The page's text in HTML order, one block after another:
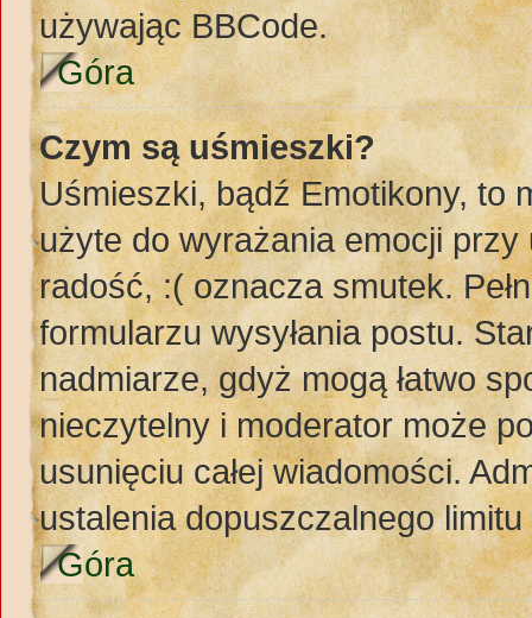
używając BBCode.
Góra
Czym są uśmieszki?
Uśmieszki, bądź Emotikony, to
użyte do wyrażania emocji
radość, :( oznacza smutek.
formularzu wysyłania postu.
nadmiarze, gdyż mogą łatwo
nieczytelny i moderator może
usunięciu całej wiadomości.
ustalenia dopuszczalnego
Góra